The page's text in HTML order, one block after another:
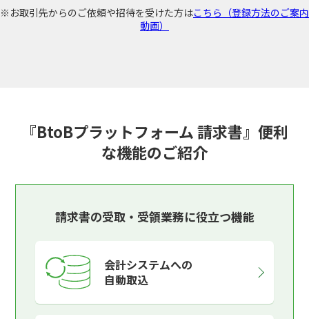
※お取引先からのご依頼や招待を受けた方はこちら（登録方法のご案内
動画）
『BtoBプラットフォーム 請求書』便利
な機能のご紹介
請求書の受取・受領業務に役立つ機能
会計システムへの
自動取込